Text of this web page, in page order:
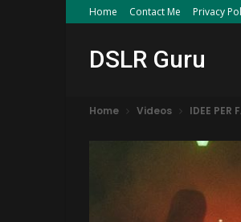
Home Contact Me Privacy
DSLR Guru
Home Videos IDEE PER